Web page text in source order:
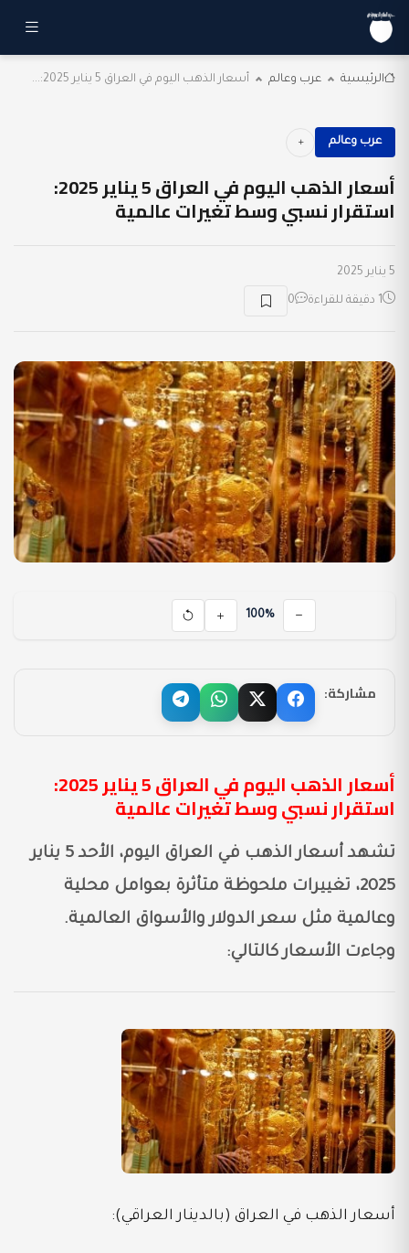
الرئيسية عرب وعالم أسعار الذهب اليوم في العراق 5 يناير 2025:...
عرب وعالم
أسعار الذهب اليوم في العراق 5 يناير 2025:
استقرار نسبي وسط تغيرات عالمية
5 يناير 2025
1 دقيقة للقراءة 0
100%
مشاركة:
أسعار الذهب اليوم في العراق 5 يناير 2025:
استقرار نسبي وسط تغيرات عالمية
تشهد أسعار الذهب في العراق اليوم، الأحد 5 يناير
2025، تغييرات ملحوظة متأثرة بعوامل محلية
وعالمية مثل سعر الدولار والأسواق العالمية.
وجاءت الأسعار كالتالي:
أسعار الذهب في العراق (بالدينار العراقي):